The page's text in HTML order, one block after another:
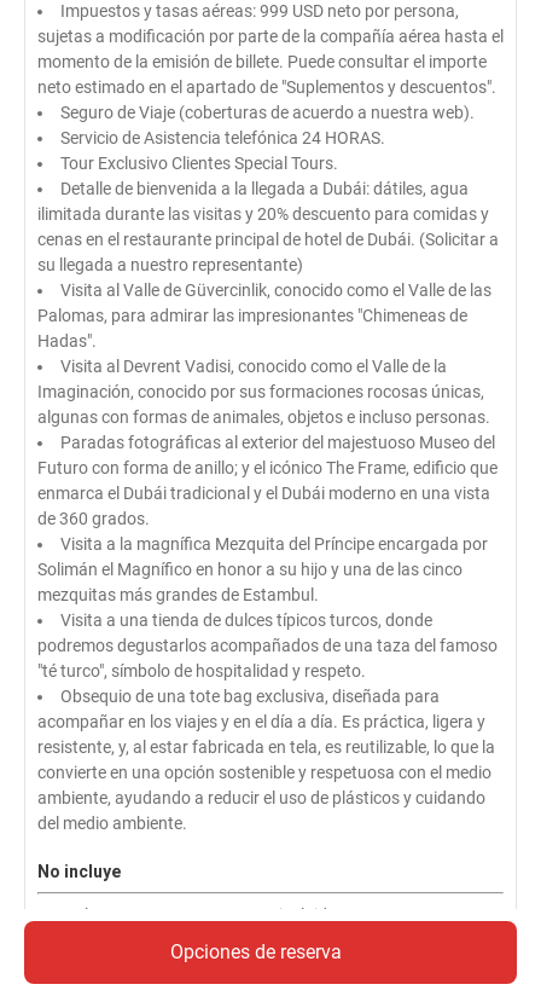
Opciones de reserva
Impuestos y tasas aéreas: 999 USD neto por persona,
sujetas a modificación por parte de la compañía aérea hasta el
momento de la emisión de billete. Puede consultar el importe
neto estimado en el apartado de "Suplementos y descuentos".
Seguro de Viaje (coberturas de acuerdo a nuestra web).
Servicio de Asistencia telefónica 24 HORAS.
Tour Exclusivo Clientes Special Tours.
Detalle de bienvenida a la llegada a Dubái: dátiles, agua
ilimitada durante las visitas y 20% descuento para comidas y
cenas en el restaurante principal de hotel de Dubái. (Solicitar a
su llegada a nuestro representante)
Visita al Valle de Güvercinlik, conocido como el Valle de las
Palomas, para admirar las impresionantes "Chimeneas de
Hadas".
Visita al Devrent Vadisi, conocido como el Valle de la
Imaginación, conocido por sus formaciones rocosas únicas,
algunas con formas de animales, objetos e incluso personas.
Paradas fotográficas al exterior del majestuoso Museo del
Futuro con forma de anillo; y el icónico The Frame, edificio que
enmarca el Dubái tradicional y el Dubái moderno en una vista
de 360 grados.
Visita a la magnífica Mezquita del Príncipe encargada por
Solimán el Magnífico en honor a su hijo y una de las cinco
mezquitas más grandes de Estambul.
Visita a una tienda de dulces típicos turcos, donde
podremos degustarlos acompañados de una taza del famoso
"té turco", símbolo de hospitalidad y respeto.
Obsequio de una tote bag exclusiva, diseñada para
acompañar en los viajes y en el día a día. Es práctica, ligera y
resistente, y, al estar fabricada en tela, es reutilizable, lo que la
convierte en una opción sostenible y respetuosa con el medio
ambiente, ayudando a reducir el uso de plásticos y cuidando
del medio ambiente.
No incluye
Maleteros en aeropuertos no incluidos.
Bebidas no incluidas en las comidas.
Visado no incluido.